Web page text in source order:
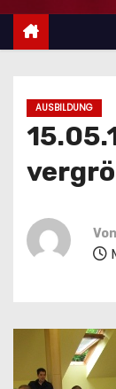
AUSBILDUNG
Von